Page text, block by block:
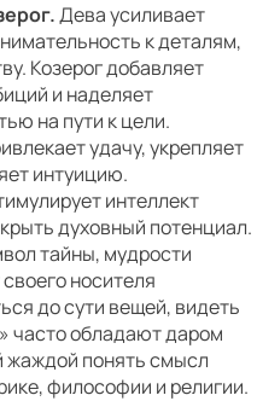
Дева усиливает
к деталям,
Козерог добавляет
и наделяет
на пути к цели.
удачу, укрепляет
интуицию.
интеллект
духовный потенциал.
тайны, мудрости
носителя
до сути вещей, видеть
часто обладают даром
жаждой понять смысл
философии и религии.